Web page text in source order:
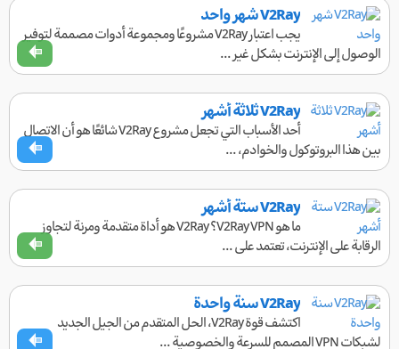
V2Ray شهر واحد
يجب اعتبار V2Ray مشروعًا ومجموعة أدوات مصممة لتوفير
الوصول إلى الإنترنت بشكل غير ...
V2Ray ثلاثة أشهر
أحد الأسباب التي تجعل مشروع V2Ray شائعًا هو أن الاتصال
بين هذا البروتوكول والخوادم، ...
V2Ray ستة أشهر
ما هو V2Ray VPN؟ V2Ray هو أداة متقدمة ومرنة لتجاوز
الرقابة على الإنترنت، تعتمد على ...
V2Ray سنة واحدة
اكتشف قوة V2Ray، الحل المتقدم من الجيل الجديد
لشبكات VPN المصمم للسرعة والخصوصية ...